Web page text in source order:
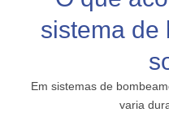
sistema de
Em sistemas de
varia